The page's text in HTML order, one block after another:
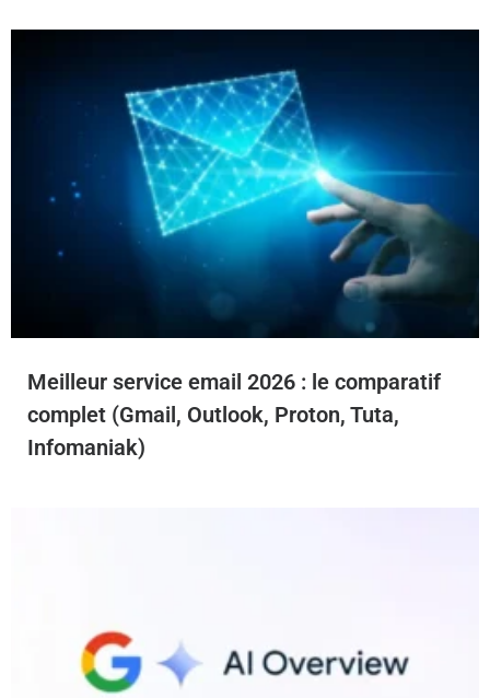
Meilleur service email 2026 : le comparatif
complet (Gmail, Outlook, Proton, Tuta,
Infomaniak)